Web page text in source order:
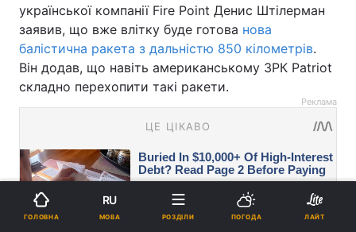
української компанії Fire Point Денис Штілерман
заявив, що вже влітку буде готова нова
балістична ракета з дальністю 850 кілометрів.
Він додав, що навіть американському ЗРК Patriot
складно перехопити такі ракети.
Реклама
ГОЛОВНА
RU
МОВА РОЗДІЛИ ПОГОДА ЛАЙТ